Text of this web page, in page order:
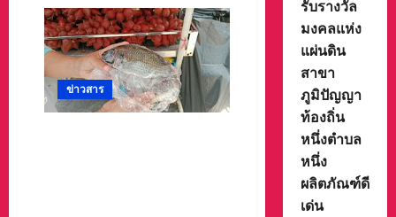
นัก
กีฬา
วู
ซู
โรงเรียน
ชล
กันยา
นุ
กูล
ข่าวสาร
รับรางวัล
มงคลแห่ง
แผ่นดิน
สาขา
ภูมิปัญญา
ท้องถิ่น
หนึ่งตำบล
หนึ่ง
ผลิตภัณฑ์ดี
เด่น